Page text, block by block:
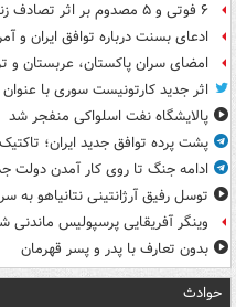
۶ فوتی و ۵ مصدوم بر اثر تصادف زنجیره‌ای
ادعای بسنت درباره توافق ایران و
امضای سران پاکستان، عربستان و
اثر جدید کارتونیست سوری با
پالایشگاه نفت اسلواکی منفجر شد
پشت پرده توافق جدید ایران؛
ادامه جنگ تا روی کار آمدن دولت
توسل رفیق آرژانتینی نتانیاهو به
وینگر آفریقایی پرسپولیس ماندنی
بدون تعارف با پدر و پسر قهرمان
حوادث